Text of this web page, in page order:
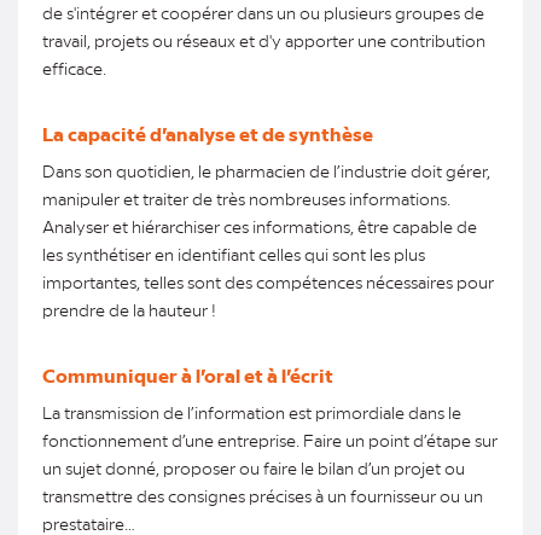
de s'intégrer et coopérer dans un ou plusieurs groupes de
travail, projets ou réseaux et d'y apporter une contribution
efficace.
La capacité d’analyse et de synthèse
Dans son quotidien, le pharmacien de l’industrie doit gérer,
manipuler et traiter de très nombreuses informations.
Analyser et hiérarchiser ces informations, être capable de
les synthétiser en identifiant celles qui sont les plus
importantes, telles sont des compétences nécessaires pour
prendre de la hauteur !
Communiquer à l’oral et à l’écrit
La transmission de l’information est primordiale dans le
fonctionnement d’une entreprise. Faire un point d’étape sur
un sujet donné, proposer ou faire le bilan d’un projet ou
transmettre des consignes précises à un fournisseur ou un
prestataire…